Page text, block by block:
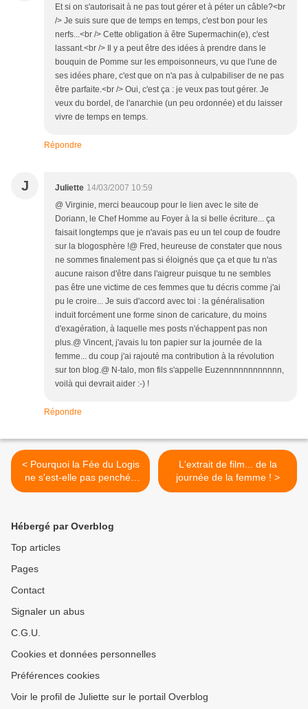
Et si on s'autorisait à ne pas tout gérer et à péter un câble?<br
/> Je suis sure que de temps en temps, c'est bon pour les
nerfs...<br /> Cette obligation à être Supermachin(e), c'est
lassant.<br /> Il y a peut être des idées à prendre dans le
bouquin de Pomme sur les empoisonneurs, vu que l'une de
ses idées phare, c'est que on n'a pas à culpabiliser de ne pas
être parfaite.<br /> Oui, c'est ça : je veux pas tout gérer. Je
veux du bordel, de l'anarchie (un peu ordonnée) et du laisser
vivre de temps en temps.
Répondre
J Juliette 14/03/2007 10:59
@ Virginie, merci beaucoup pour le lien avec le site de
Doriann, le Chef Homme au Foyer à la si belle écriture... ça
faisait longtemps que je n'avais pas eu un tel coup de foudre
sur la blogosphère !@ Fred, heureuse de constater que nous
ne sommes finalement pas si éloignés que ça et que tu n'as
aucune raison d'être dans l'aigreur puisque tu ne sembles
pas être une victime de ces femmes que tu décris comme j'ai
pu le croire... Je suis d'accord avec toi : la généralisation
induit forcément une forme sinon de caricature, du moins
d'exagération, à laquelle mes posts n'échappent pas non
plus.@ Vincent, j'avais lu ton papier sur la journée de la
femme... du coup j'ai rajouté ma contribution à la révolution
sur ton blog.@ N-talo, mon fils s'appelle Euzennnnnnnnnnnn,
voilà qui devrait aider :-) !
Répondre
< Pourquoi la Fée du Logis
ne s'est-elle pas penchée
sur mon berceau ?
L'extrait de film... de la
journée de la femme ! >
Hébergé par Overblog
Top articles
Pages
Contact
Signaler un abus
C.G.U.
Cookies et données personnelles
Préférences cookies
Voir le profil de Juliette sur le portail Overblog